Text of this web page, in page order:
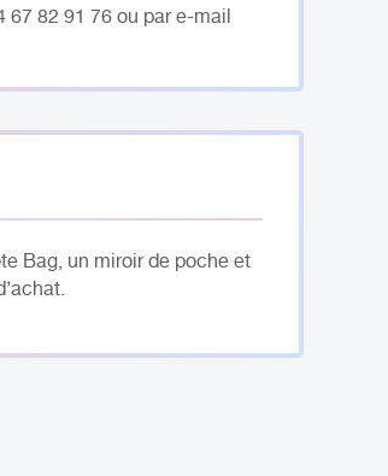
82 91 76 ou par e-mail
Bag, un miroir de poche et